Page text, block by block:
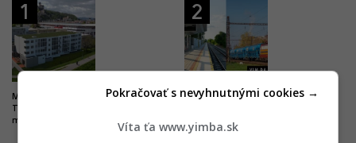
1
Milióny do vyššieho vzdelania.
Trenčín chce byť univerzitným
mestom, buduje nový kampus
2
Drastické zlepšenie pre
Bratislavy do Komárna sa má
modernizovať, zvýši sa jej
Víta ťa www.yimba.sk
Pokračovať s nevyhnutnými cookies →